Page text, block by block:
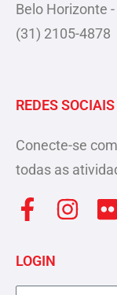
Belo Horizonte
(31) 2105-4878
REDES SOCIAIS
Conecte-se
todas as
F
c
e
I
t
LOGIN